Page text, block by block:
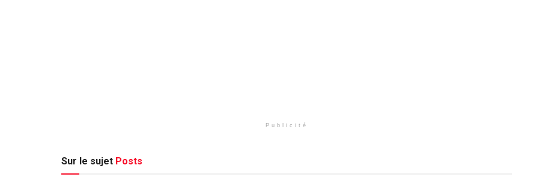
Publicité
Sur le sujet Posts